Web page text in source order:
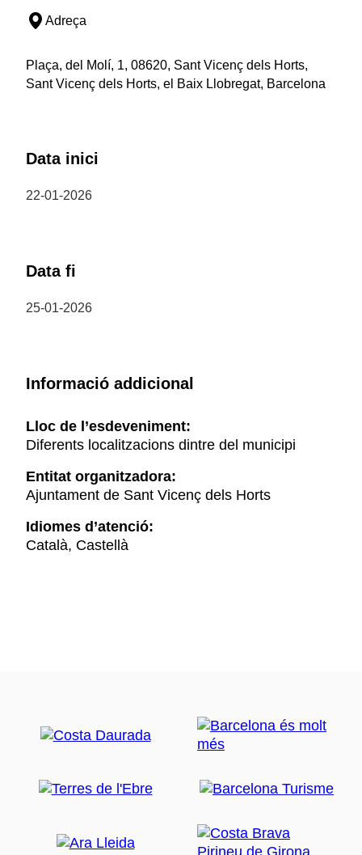
Adreça
Plaça, del Molí, 1, 08620, Sant Vicenç dels Horts,
Sant Vicenç dels Horts, el Baix Llobregat, Barcelona
Data inici
22-01-2026
Data fi
25-01-2026
Informació addicional
Lloc de l’esdeveniment:
Diferents localitzacions dintre del municipi
Entitat organitzadora:
Ajuntament de Sant Vicenç dels Horts
Idiomes d’atenció:
Català, Castellà